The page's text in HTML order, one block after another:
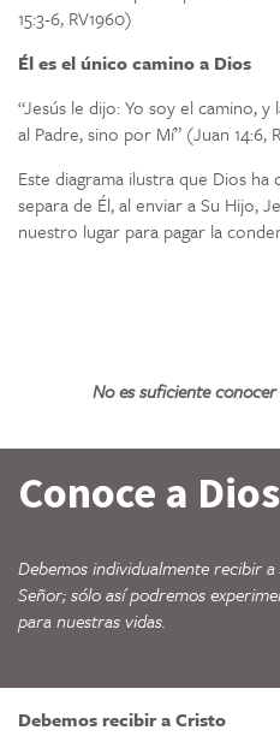
15:3-6, RV1960)
Él es el único camino a Dios
“Jesús le dijo: Yo soy el camino,
al Padre, sino por Mí” (Juan 14:6,
Este diagrama ilustra que Dios
separa de Él, al enviar a Su Hijo,
nuestro lugar para pagar la
No es suficiente
Conoce a
Debemos individualmente recibir
Señor; sólo así podremos
para nuestras vidas.
Debemos recibir a Cristo